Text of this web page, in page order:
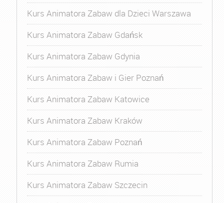
Kurs Animatora Zabaw dla Dzieci Warszawa
Kurs Animatora Zabaw Gdańsk
Kurs Animatora Zabaw Gdynia
Kurs Animatora Zabaw i Gier Poznań
Kurs Animatora Zabaw Katowice
Kurs Animatora Zabaw Kraków
Kurs Animatora Zabaw Poznań
Kurs Animatora Zabaw Rumia
Kurs Animatora Zabaw Szczecin